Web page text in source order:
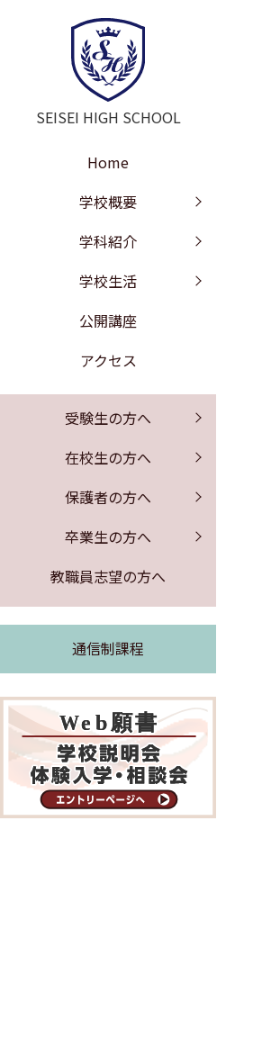
SEISEI HIGH SCHOOL
Home
学校概要
学科紹介
学校生活
公開講座
アクセス
受験生の方へ
在校生の方へ
保護者の方へ
卒業生の方へ
教職員志望の方へ
通信制課程